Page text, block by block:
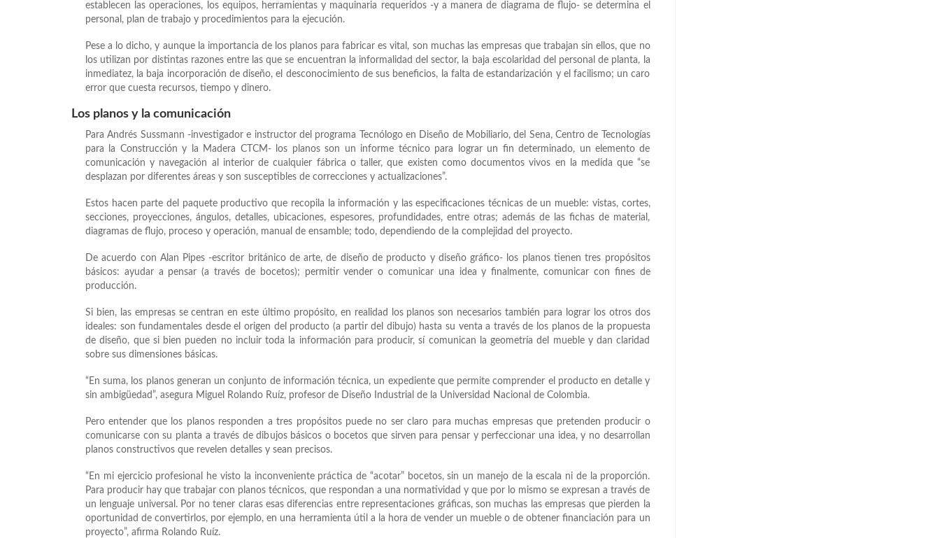
establecen las operaciones, los equipos, herramientas y maquinaria requeridos -y a manera de diagrama de flujo- se determina el
personal, plan de trabajo y procedimientos para la ejecución.
Pese a lo dicho, y aunque la importancia de los planos para fabricar es vital, son muchas las empresas que trabajan sin ellos, que no
los utilizan por distintas razones entre las que se encuentran la informalidad del sector, la baja escolaridad del personal de planta, la
inmediatez, la baja incorporación de diseño, el desconocimiento de sus beneficios, la falta de estandarización y el facilismo; un caro
error que cuesta recursos, tiempo y dinero.
Los planos y la comunicación
Para Andrés Sussmann -investigador e instructor del programa Tecnólogo en Diseño de Mobiliario, del Sena, Centro de Tecnologías
para la Construcción y la Madera CTCM- los planos son un informe técnico para lograr un fin determinado, un elemento de
comunicación y navegación al interior de cualquier fábrica o taller, que existen como documentos vivos en la medida que “se
desplazan por diferentes áreas y son susceptibles de correcciones y actualizaciones”.
Estos hacen parte del paquete productivo que recopila la información y las especificaciones técnicas de un mueble: vistas, cortes,
secciones, proyecciones, ángulos, detalles, ubicaciones, espesores, profundidades, entre otras; además de las fichas de material,
diagramas de flujo, proceso y operación, manual de ensamble; todo, dependiendo de la complejidad del proyecto.
De acuerdo con Alan Pipes -escritor británico de arte, de diseño de producto y diseño gráfico- los planos tienen tres propósitos
básicos: ayudar a pensar (a través de bocetos); permitir vender o comunicar una idea y finalmente, comunicar con fines de
producción.
Si bien, las empresas se centran en este último propósito, en realidad los planos son necesarios también para lograr los otros dos
ideales: son fundamentales desde el origen del producto (a partir del dibujo) hasta su venta a través de los planos de la propuesta
de diseño, que si bien pueden no incluir toda la información para producir, sí comunican la geometría del mueble y dan claridad
sobre sus dimensiones básicas.
“En suma, los planos generan un conjunto de información técnica, un expediente que permite comprender el producto en detalle y
sin ambigüedad”, asegura Miguel Rolando Ruíz, profesor de Diseño Industrial de la Universidad Nacional de Colombia.
Pero entender que los planos responden a tres propósitos puede no ser claro para muchas empresas que pretenden producir o
comunicarse con su planta a través de dibujos básicos o bocetos que sirven para pensar y perfeccionar una idea, y no desarrollan
planos constructivos que revelen detalles y sean precisos.
“En mi ejercicio profesional he visto la inconveniente práctica de “acotar” bocetos, sin un manejo de la escala ni de la proporción.
Para producir hay que trabajar con planos técnicos, que respondan a una normatividad y que por lo mismo se expresan a través de
un lenguaje universal. Por no tener claras esas diferencias entre representaciones gráficas, son muchas las empresas que pierden la
oportunidad de convertirlos, por ejemplo, en una herramienta útil a la hora de vender un mueble o de obtener financiación para un
proyecto”, afirma Rolando Ruíz.